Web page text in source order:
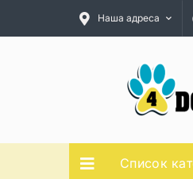
Наша адреса
Список